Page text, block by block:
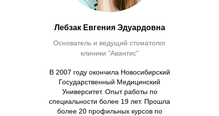
Лебзак Евгения Эдуардовна
Основатель и ведущий стоматолог
клиники "Авантис"
В 2007 году окончила Новосибирский
Государственный Медицинский
Университет. Опыт работы по
специальности более 19 лет. Прошла
более 20 профильных курсов по